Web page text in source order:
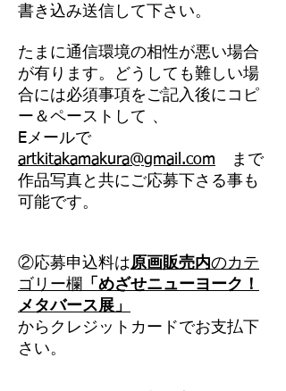
書き込み送信して下さい。
たまに通信環境の相性が悪い場合
が有ります。どうしても難しい場
合には必須事項をご記入後にコピ
ー＆ペーストして 、
Eメールで
artkitakamakura@gmail.com まで
作品写真と共にご応募下さる事も
可能です。
②応募申込料は原画販売内のカテ
ゴリー欄 「めざせニューヨーク！
メタバース展」
からクレジットカードでお支払下
さい。